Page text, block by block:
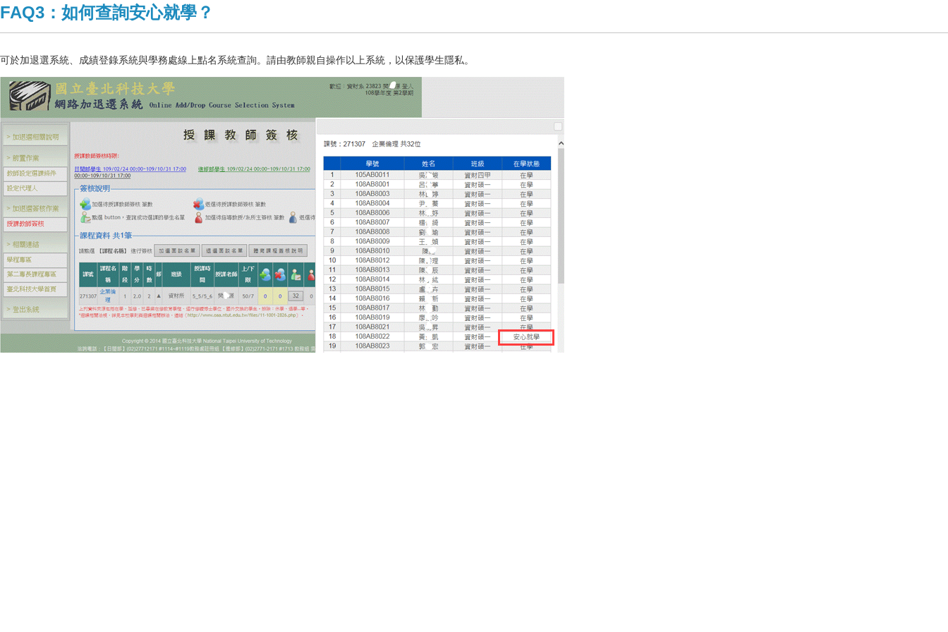
FAQ3：如何查詢安心就學？
可於加退選系統、成績登錄系統與學務處線上點名系統查詢。請由教師親自操作以上系統，以保護學生隱私。